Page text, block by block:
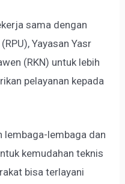
sama dengan
Yayasan Yasr
(RKN) untuk lebih
pelayanan kepada
lembaga-lembaga dan
kemudahan teknis
bisa terlayani